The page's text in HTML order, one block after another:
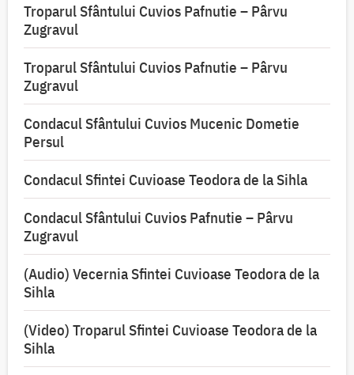
Troparul Sfântului Cuvios Pafnutie – Pârvu
Zugravul
Troparul Sfântului Cuvios Pafnutie – Pârvu
Zugravul
Condacul Sfântului Cuvios Mucenic Dometie
Persul
Condacul Sfintei Cuvioase Teodora de la Sihla
Condacul Sfântului Cuvios Pafnutie – Pârvu
Zugravul
(Audio) Vecernia Sfintei Cuvioase Teodora de la
Sihla
(Video) Troparul Sfintei Cuvioase Teodora de la
Sihla